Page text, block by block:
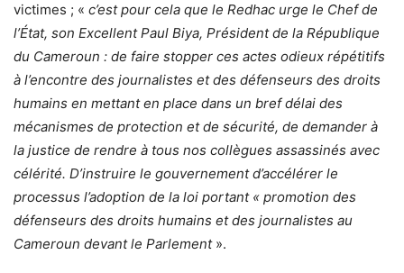
victimes ; « c’est pour cela que le Redhac urge le Chef de
l’État, son Excellent Paul Biya, Président de la République
du Cameroun : de faire stopper ces actes odieux répétitifs
à l’encontre des journalistes et des défenseurs des droits
humains en mettant en place dans un bref délai des
mécanismes de protection et de sécurité, de demander à
la justice de rendre à tous nos collègues assassinés avec
célérité. D’instruire le gouvernement d’accélérer le
processus l’adoption de la loi portant « promotion des
défenseurs des droits humains et des journalistes au
Cameroun devant le Parlement».